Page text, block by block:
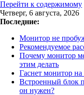
Перейти к содержимому
Четверг, 6 августа, 2026
Последние:
Монитор не
Рекомендуемое
Почему монитор
этим делать
Гаснет монитор на
Встроенный блок
он нужен?